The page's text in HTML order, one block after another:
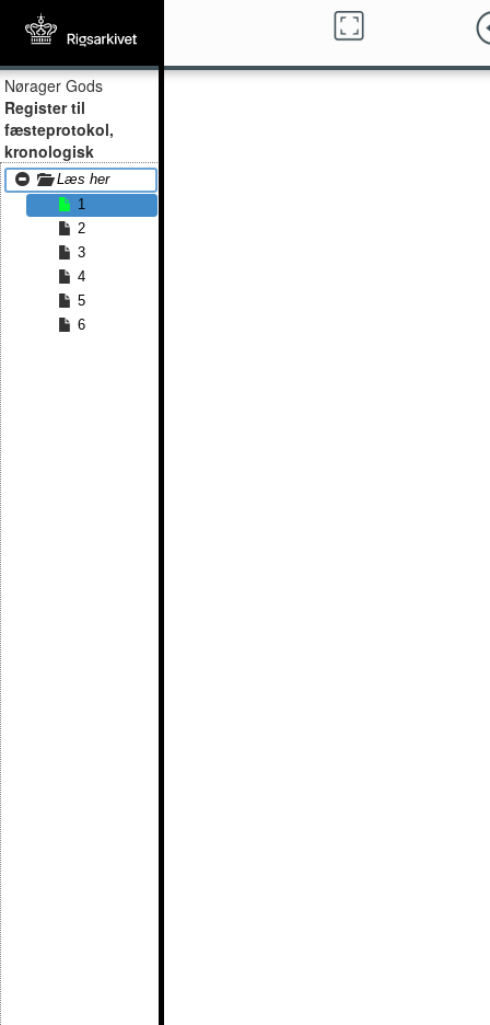
Nørager Gods
Register til
fæsteprotokol,
kronologisk
Læs her
1
2
3
4
5
6